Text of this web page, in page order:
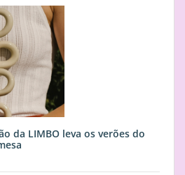
da LIMBO leva os verões do